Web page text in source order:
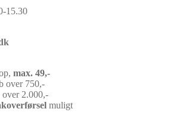
15.30
max. 49,-
over 750,-
2.000,-
muligt